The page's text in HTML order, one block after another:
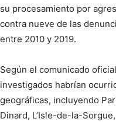
su procesamiento por
contra nueve de las
entre 2010 y 2019.
Según el comunicado
investigados habrían
geográficas, incluyendo
Dinard, L’Isle-de-la-